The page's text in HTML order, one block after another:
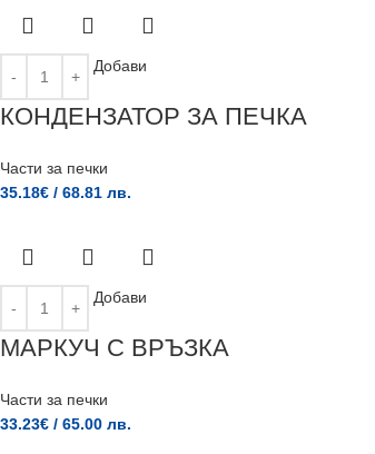
Добави
КОНДЕНЗАТОР ЗА ПЕЧКА
Части за печки
35.18€ / 68.81 лв.
Добави
МАРКУЧ С ВРЪЗКА
Части за печки
33.23€ / 65.00 лв.